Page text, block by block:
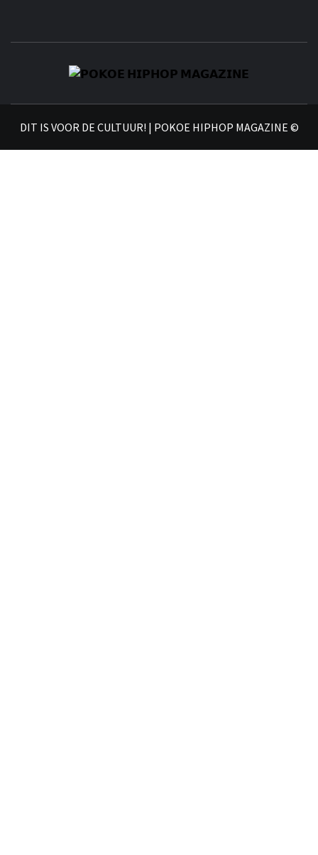
DIT IS VOOR DE CULTUUR! | POKOE HIPHOP MAGAZINE ©